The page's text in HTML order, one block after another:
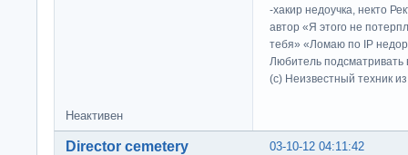
-хакир недоучка, некто
автор «Я этого не
тебя» «Ломаю по IP
Любитель подсматривать
(c) Неизвестный техник
Неактивен
03-10-12 04:11:42
Director cemetery